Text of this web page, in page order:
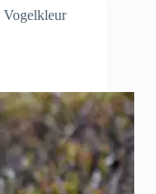
Vogelkleur